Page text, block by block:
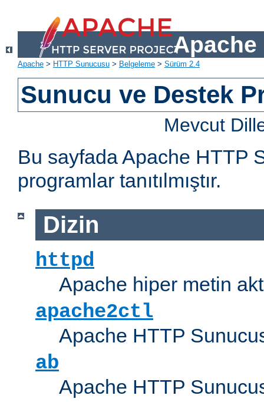
Apache
Apache > HTTP Sunucusu > Belgeleme > Sürüm 2.4
Sunucu ve Destek
Mevcut
Bu sayfada Apache HTTP
programlar tanıtılmıştır.
Dizin
httpd
Apache hiper metin
apache2ctl
Apache HTTP
ab
Apache HTTP